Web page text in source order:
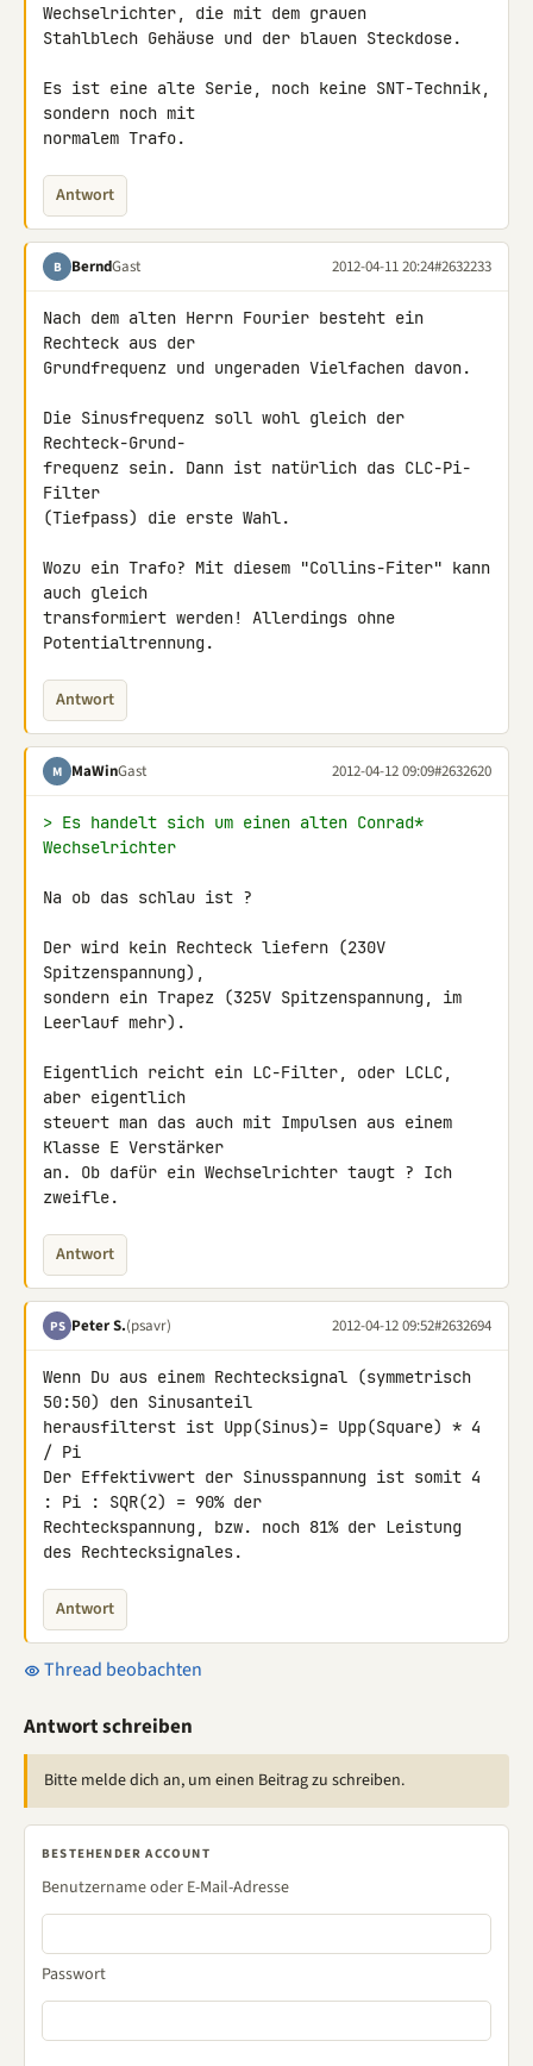
Wechselrichter, die mit dem grauen
Stahlblech Gehäuse und der blauen Steckdose.
Es ist eine alte Serie, noch keine SNT-Technik,
sondern noch mit
normalem Trafo.
Antwort
B BerndGast 2012-04-11 20:24#2632233
Nach dem alten Herrn Fourier besteht ein
Rechteck aus der
Grundfrequenz und ungeraden Vielfachen davon.
Die Sinusfrequenz soll wohl gleich der
Rechteck-Grund-
frequenz sein. Dann ist natürlich das CLC-Pi-
Filter
(Tiefpass) die erste Wahl.
Wozu ein Trafo? Mit diesem "Collins-Fiter" kann
auch gleich
transformiert werden! Allerdings ohne
Potentialtrennung.
Antwort
M MaWinGast 2012-04-12 09:09#2632620
> Es handelt sich um einen alten Conrad*
Wechselrichter
Na ob das schlau ist ?
Der wird kein Rechteck liefern (230V
Spitzenspannung),
sondern ein Trapez (325V Spitzenspannung, im
Leerlauf mehr).
Eigentlich reicht ein LC-Filter, oder LCLC,
aber eigentlich
steuert man das auch mit Impulsen aus einem
Klasse E Verstärker
an. Ob dafür ein Wechselrichter taugt ? Ich
zweifle.
Antwort
PS Peter S.(psavr) 2012-04-12 09:52#2632694
Wenn Du aus einem Rechtecksignal (symmetrisch
50:50) den Sinusanteil
herausfilterst ist Upp(Sinus)= Upp(Square) * 4
/ Pi
Der Effektivwert der Sinusspannung ist somit 4
: Pi : SQR(2) = 90% der
Rechteckspannung, bzw. noch 81% der Leistung
des Rechtecksignales.
Antwort
Thread beobachten
Antwort schreiben
Bitte melde dich an, um einen Beitrag zu schreiben.
BESTEHENDER ACCOUNT
Benutzername oder E-Mail-Adresse
Passwort